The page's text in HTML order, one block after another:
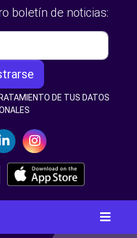
boletín de noticias:
DE TUS DATOS